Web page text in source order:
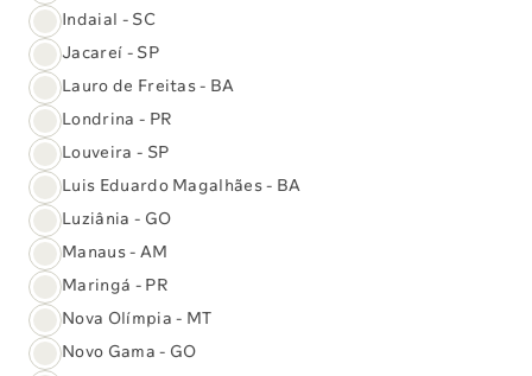
Exame genético que detecta mais de
390 genes associados a doenças.
Destaques
Da Loja Virtual
Indaial - SC
Jacareí - SP
Lauro de Freitas - BA
Londrina - PR
Louveira - SP
Luis Eduardo Magalhães - BA
Luziânia - GO
Manaus - AM
Maringá - PR
Nova Olímpia - MT
Novo Gama - GO